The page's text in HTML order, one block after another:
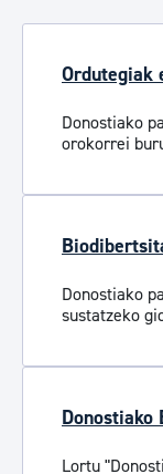
Ordutegiak
Donostiako
orokorrei
Donostiako
sustatzeko
Donostiako
Lortu